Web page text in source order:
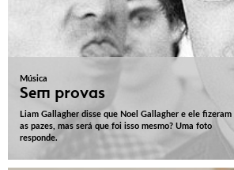
Música
Sem provas
Liam Gallagher disse que Noel Gallagher e ele fizeram
as pazes, mas será que foi isso mesmo? Uma foto
responde.